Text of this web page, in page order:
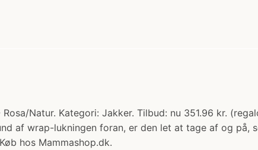
Natur. Kategori: Jakker. Tilbud: nu 351.96 kr.
af wrap-lukningen foran, er den let at tage af og på,
hos Mammashop.dk.